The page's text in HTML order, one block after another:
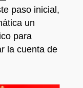
paso inicial,
un
para
la cuenta de